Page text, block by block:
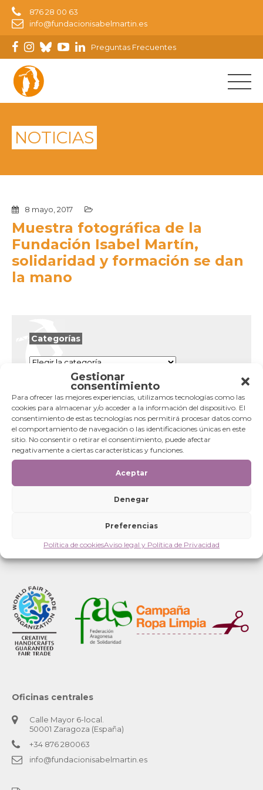
Gestionar
consentimiento
Para ofrecer las mejores experiencias, utilizamos tecnologías como las
cookies para almacenar y/o acceder a la información del dispositivo. El
consentimiento de estas tecnologías nos permitirá procesar datos como
el comportamiento de navegación o las identificaciones únicas en este
sitio. No consentir o retirar el consentimiento, puede afectar
negativamente a ciertas características y funciones.
Aceptar
Denegar
Preferencias
Política de cookiesAviso legal y Política de Privacidad
876 28 00 63
info@fundacionisabelmartin.es
Preguntas Frecuentes
NOTICIAS
8 mayo, 2017
Muestra fotográfica de la
Fundación Isabel Martín,
solidaridad y formación se dan
la mano
Categorías
Categorías
Oficinas centrales
Calle Mayor 6-local.
50001 Zaragoza (España)
+34 876 280063
info@fundacionisabelmartin.es